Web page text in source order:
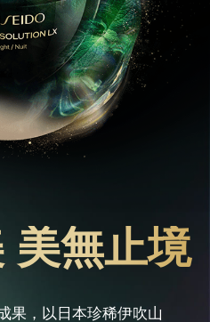
美無止境
果，以日本珍稀伊吹山